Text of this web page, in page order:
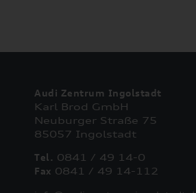
Audi Zentrum Ingolstadt
Karl Brod GmbH
Neuburger Straße 75
85057 Ingolstadt
Tel. 0841 / 49 14-0
Fax 0841 / 49 14-112